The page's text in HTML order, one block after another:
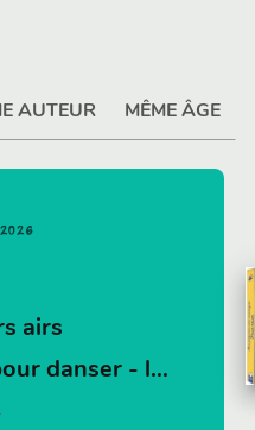
AUTEUR MÊME ÂGE
airs
danser - l…